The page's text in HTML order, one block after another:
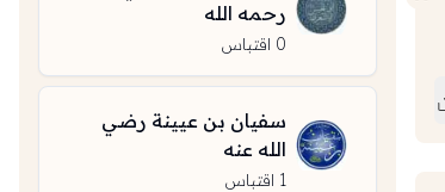
رحمه الله
0 اقتباس
سفيان بن عيينة رضي
الله عنه
1 اقتباس